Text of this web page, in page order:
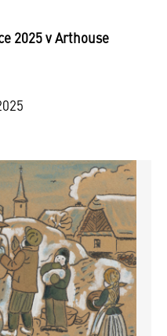
2025 v Arthouse